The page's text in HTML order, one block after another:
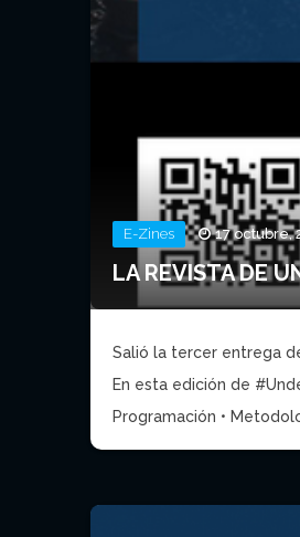
E-Zines 17 octubre,
LA REVISTA DE
Salió la tercer entrega
En esta edición de
Programación •